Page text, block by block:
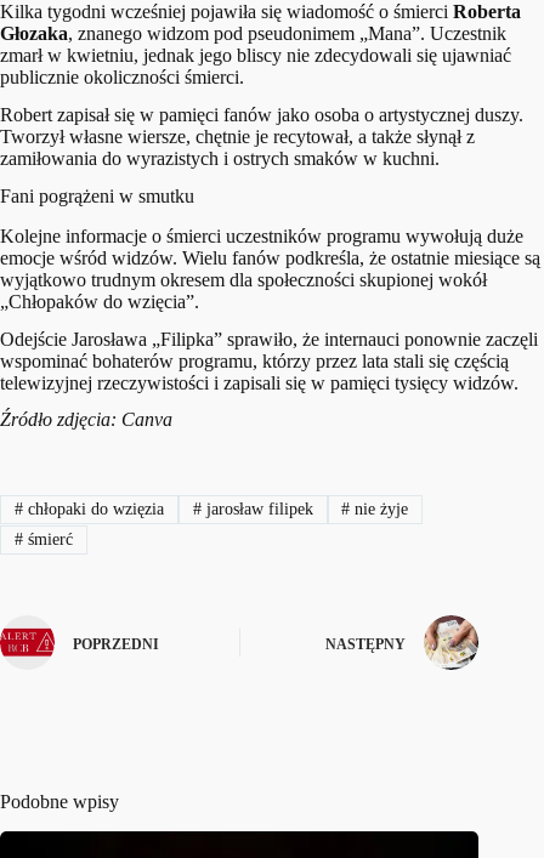
Kilka tygodni wcześniej pojawiła się wiadomość o śmierci Roberta
Głozaka, znanego widzom pod pseudonimem „Mana”. Uczestnik
zmarł w kwietniu, jednak jego bliscy nie zdecydowali się ujawniać
publicznie okoliczności śmierci.
Robert zapisał się w pamięci fanów jako osoba o artystycznej duszy.
Tworzył własne wiersze, chętnie je recytował, a także słynął z
zamiłowania do wyrazistych i ostrych smaków w kuchni.
Fani pogrążeni w smutku
Kolejne informacje o śmierci uczestników programu wywołują duże
emocje wśród widzów. Wielu fanów podkreśla, że ostatnie miesiące są
wyjątkowo trudnym okresem dla społeczności skupionej wokół
„Chłopaków do wzięcia”.
Odejście Jarosława „Filipka” sprawiło, że internauci ponownie zaczęli
wspominać bohaterów programu, którzy przez lata stali się częścią
telewizyjnej rzeczywistości i zapisali się w pamięci tysięcy widzów.
Źródło zdjęcia: Canva
#chłopaki do wzięzia #jarosław filipek # nie żyje
#śmierć
POPRZEDNI NASTĘPNY
Podobne wpisy